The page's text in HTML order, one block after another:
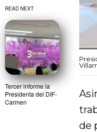
READ NEXT
Tercer informe la
Presidenta del DIF-
Carmen
de